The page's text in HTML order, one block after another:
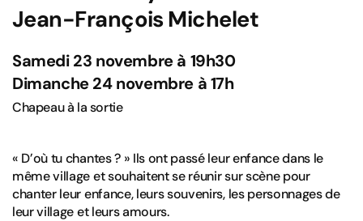
Jean-François Michelet
Samedi 23 novembre à 19h30
Dimanche 24 novembre à 17h
Chapeau à la sortie
« D’où tu chantes ? » Ils ont passé leur enfance dans le
même village et souhaitent se réunir sur scène pour
chanter leur enfance, leurs souvenirs, les personnages de
leur village et leurs amours.